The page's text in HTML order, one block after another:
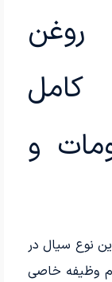
کامل
و
نوع سیال در
وظیفه خاصی